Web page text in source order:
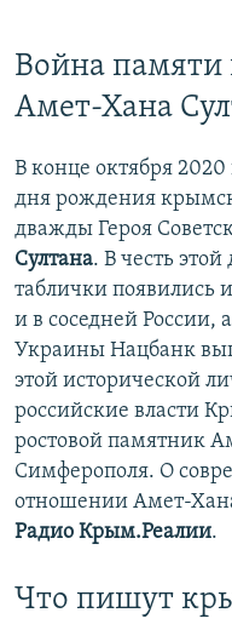
Война памяти
Амет-Хана
В конце октября 2020
дня рождения
дважды Героя
Султана. В честь
таблички появились
и в соседней России,
Украины Нацбанк
этой исторической
российские власти
ростовой памятник
Симферополя. О
отношении Амет-
Радио Крым.Реалии.
Что пишут